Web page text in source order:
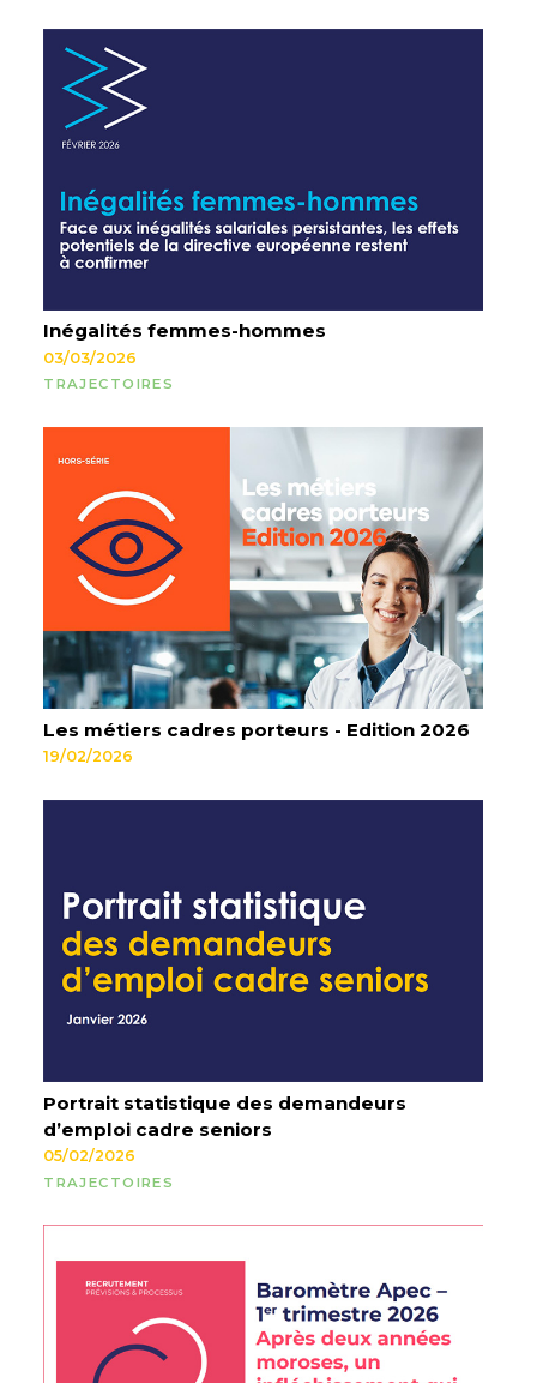
Inégalités femmes-hommes
03/03/2026
TRAJECTOIRES
Les métiers cadres porteurs - Edition 2026
19/02/2026
Portrait statistique des demandeurs
d’emploi cadre seniors
05/02/2026
TRAJECTOIRES